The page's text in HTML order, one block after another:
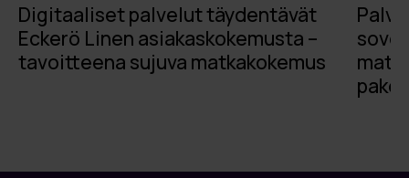
Digitaaliset palvelut täydentävät
Eckerö Linen asiakaskokemusta –
tavoitteena sujuva matkakokemus